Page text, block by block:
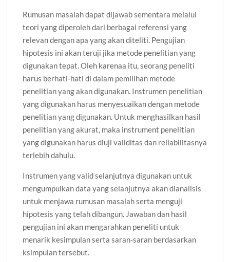
Rumusan masalah dapat dijawab sementara melalui
teori yang diperoleh dari berbagai referensi yang
relevan dengan apa yang akan diteliti. Pengujian
hipotesis ini akan teruji jika metode penelitian yang
digunakan tepat. Oleh karenaa itu, seorang peneliti
harus berhati-hati di dalam pemilihan metode
penelitian yang akan digunakan. Instrumen penelitian
yang digunakan harus menyesuaikan dengan metode
penelitian yang digunakan. Untuk menghasilkan hasil
penelitian yang akurat, maka instrument penelitian
yang digunakan harus diuji validitas dan reliabilitasnya
terlebih dahulu.
Instrumen yang valid selanjutnya digunakan untuk
mengumpulkan data yang selanjutnya akan dianalisis
untuk menjawa rumusan masalah serta menguji
hipotesis yang telah dibangun. Jawaban dan hasil
pengujian ini akan mengarahkan peneliti untuk
menarik kesimpulan serta saran-saran berdasarkan
ksimpulan tersebut.